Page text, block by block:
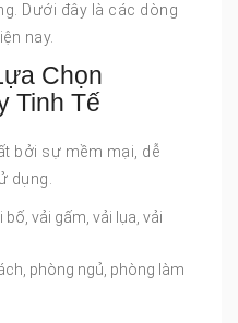
Dưới đây là các dòng
nay.
Chọn
Tinh Tế
bởi sự mềm mại, dễ
dụng.
bố, vải gấm, vải lụa, vải
phòng ngủ, phòng làm